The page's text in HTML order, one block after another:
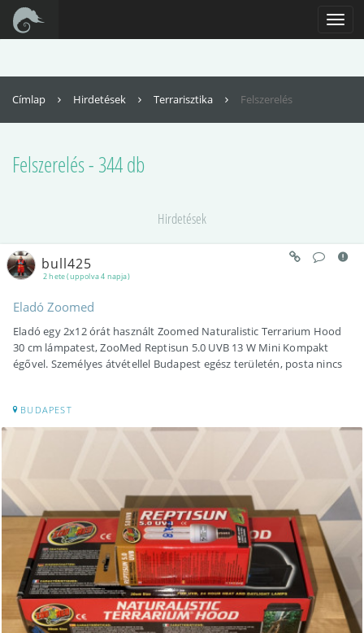
Az oldal teljes funkcionalitásának eléréséhez engedélyezni kell a
JavaScriptet. Itt találhatók
az instrukciók, hogy hogyan engedélyezheti a JavaScriptet a böngészőjében
Címlap Hirdetések Terrarisztika Felszerelés
Felszerelés - 344 db
Hirdetések
2 hete (uppolva 4 napja)
bull425
Eladó Zoomed
Eladó egy 2x12 órát használt Zoomed Naturalistic Terrarium Hood
30 cm lámpatest, ZooMed Reptisun 5.0 UVB 13 W Mini Kompakt
égővel. Személyes átvétellel Budapest egész területén, posta nincs
BUDAPEST